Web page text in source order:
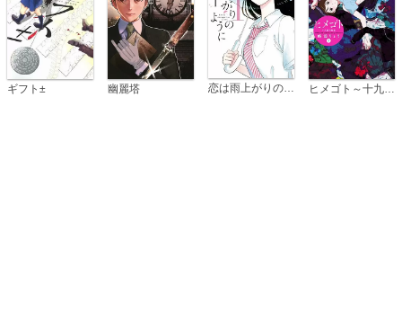
ギフト± 幽麗塔 恋は雨上がりのように